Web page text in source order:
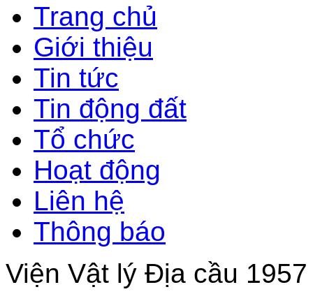
Trang chủ
Giới thiệu
Tin tức
Tin động đất
Tổ chức
Hoạt động
Liên hệ
Thông báo
Viện Vật lý Địa cầu